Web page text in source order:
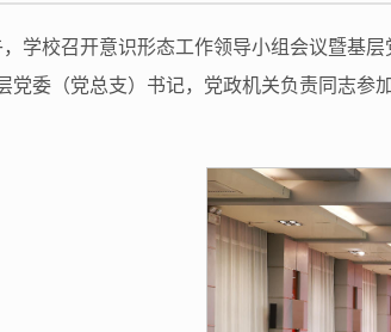
，学校召开意识形态工作领导小组会议暨基
党委（党总支）书记，党政机关负责同志参